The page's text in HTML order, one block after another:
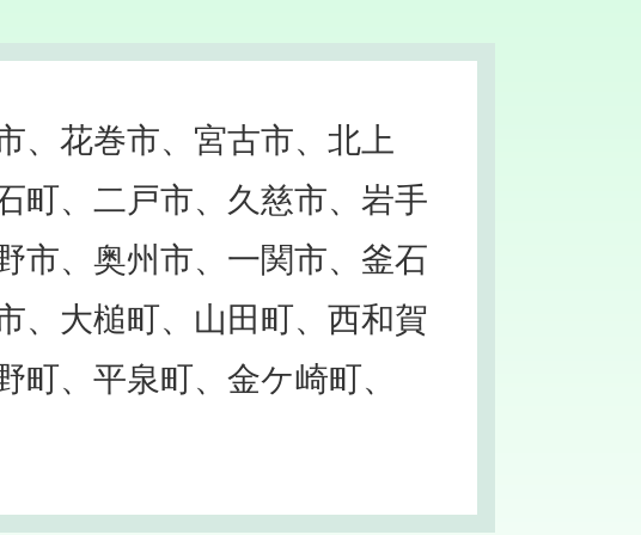
、花巻市、宮古市、北上
町、二戸市、久慈市、岩手
市、奥州市、一関市、釜石
、大槌町、山田町、西和賀
、平泉町、金ケ崎町、